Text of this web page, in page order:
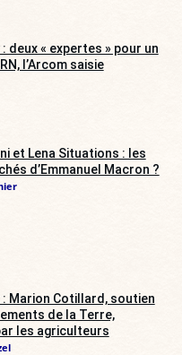
: deux « expertes » pour un
l’Arcom saisie
et Lena Situations : les
d’Emmanuel Macron ?
Marion Cotillard, soutien
de la Terre,
les agriculteurs